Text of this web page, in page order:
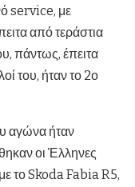
service, με
από τεράστια
πάντως, έπειτα
του, ήταν το 2ο
αγώνα ήταν
οι Έλληνες
το Skoda Fabia R5,